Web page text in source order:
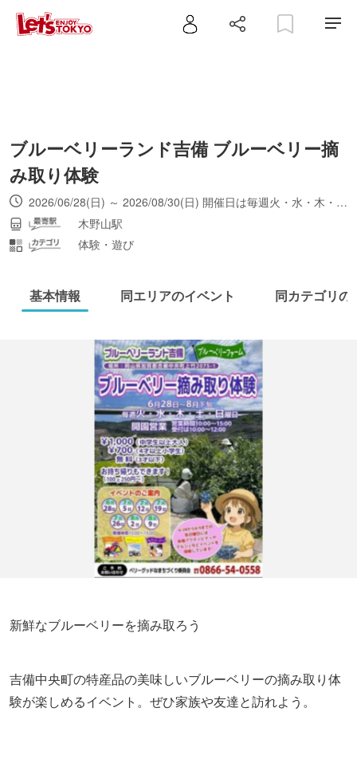
ブルーベリーランド吉備 ブルーベリー摘
み取り体験
2026/06/28(日) ～ 2026/08/30(日) 開催日は毎週火・水・木・土・日曜日。ブルーベリーがなくなり次第終了する可能性あり。
木野山駅
体験・遊び
基本情報 同エリアのイベント 同カテゴリの
新鮮なブルーベリーを摘み取ろう
吉備中央町の特産品の美味しいブルーベリーの摘み取り体
験が楽しめるイベント。ぜひ家族や友達と訪れよう。